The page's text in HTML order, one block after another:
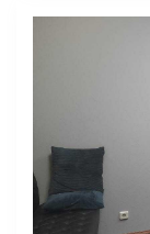
холодильник.
доступності
зони для
транспортна
"Квартали"
перевірене
адекватною
гарантуємо,
співпрацею!